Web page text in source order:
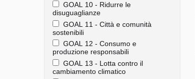
GOAL 10 - Ridurre le
disuguaglianze
GOAL 11 - Città e comunità
sostenibili
GOAL 12 - Consumo e
produzione responsabili
GOAL 13 - Lotta contro il
cambiamento climatico